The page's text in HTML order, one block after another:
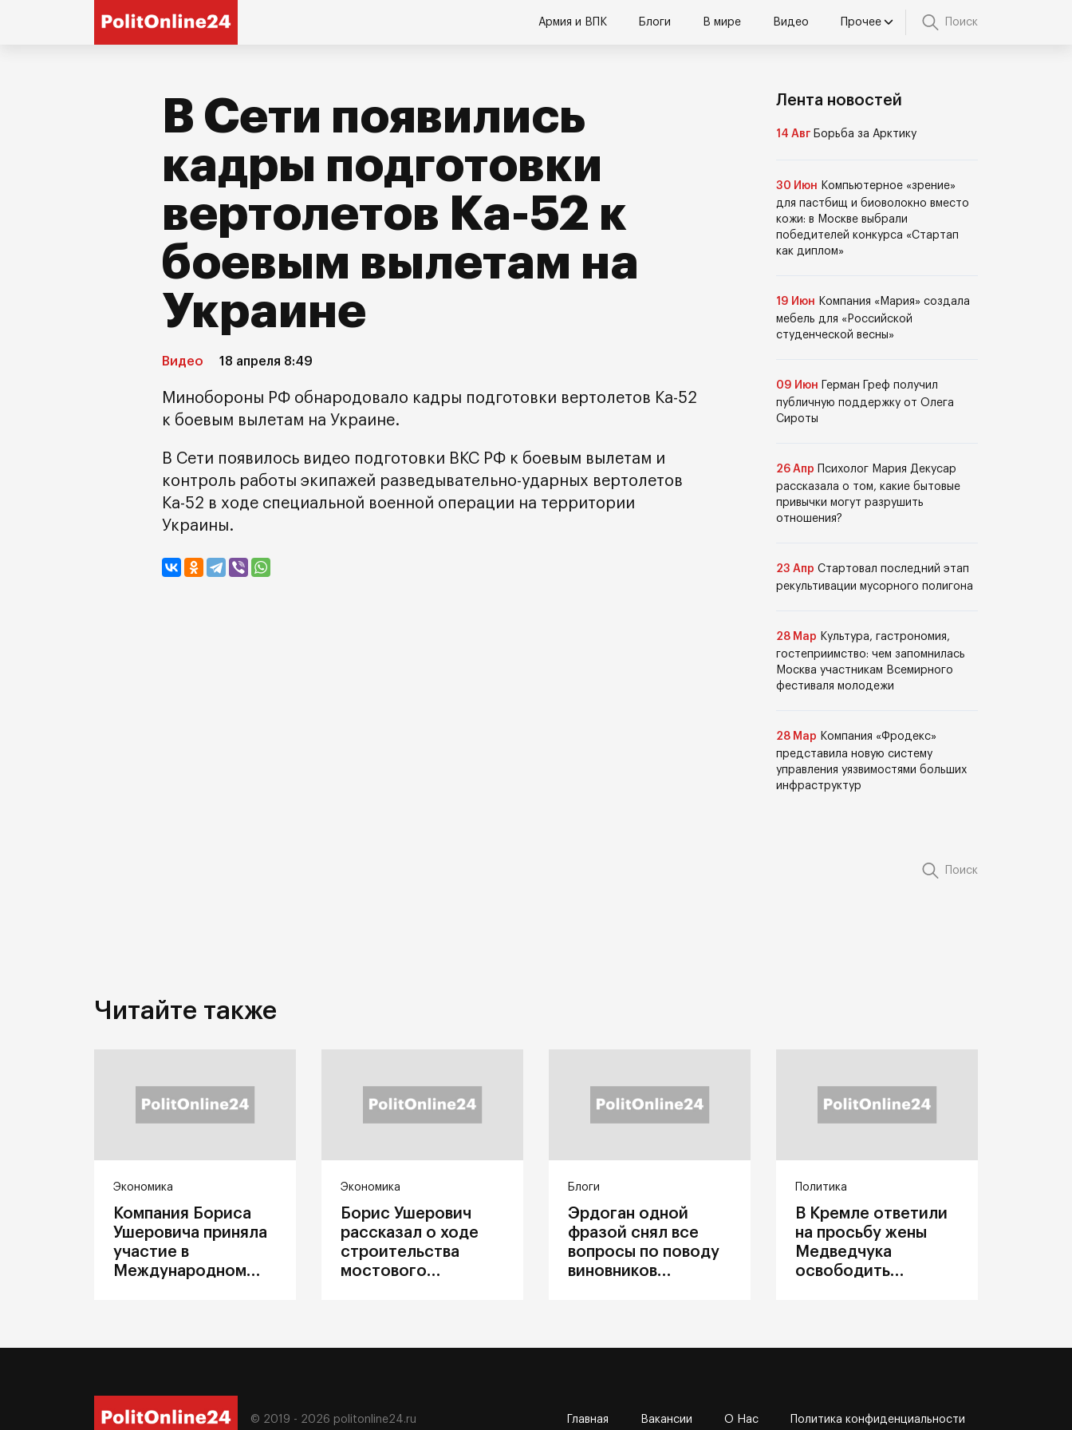
Армия и ВПК Блоги В мире Видео Прочее Поиск
В Сети появились
кадры подготовки
вертолетов Ка-52 к
боевым вылетам на
Украине
Видео 18 апреля 8:49
Минобороны РФ обнародовало кадры подготовки вертолетов Ка-52
к боевым вылетам на Украине.
В Сети появилось видео подготовки ВКС РФ к боевым вылетам и
контроль работы экипажей разведывательно-ударных вертолетов
Ка-52 в ходе специальной военной операции на территории
Украины.
Лента новостей
14 Авг Борьба за Арктику
30 Июн Компьютерное «зрение»
для пастбищ и биоволокно вместо
кожи: в Москве выбрали
победителей конкурса «Стартап
как диплом»
19 Июн Компания «Мария» создала
мебель для «Российской
студенческой весны»
09 Июн
Герман Греф получил
публичную поддержку от Олега
Сироты
26 Апр
Психолог Мария Декусар
рассказала о том, какие бытовые
привычки могут разрушить
отношения?
23 Апр Стартовал последний этап
рекультивации мусорного полигона
28 Мар Культура, гастрономия,
гостеприимство: чем запомнилась
Москва участникам Всемирного
фестиваля молодежи
28 Мар Компания «Фродекс»
представила новую систему
управления уязвимостями больших
инфраструктур
Поиск
Читайте также
Экономика
Компания Бориса
Ушеровича приняла
участие в
Международном
Экономика
Борис Ушерович
рассказал о ходе
строительства
мостового
Блоги
Эрдоган одной
фразой снял все
вопросы по поводу
виновников
Политика
В Кремле ответили
на просьбу жены
Медведчука
освободить
© 2019 - 2026 politonline24.ru Главная Вакансии О Нас Политика конфиденциальности